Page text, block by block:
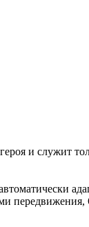
и служит